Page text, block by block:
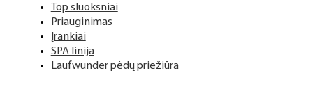
Top sluoksniai
Priauginimas
Įrankiai
SPA linija
Laufwunder pėdų priežiūra